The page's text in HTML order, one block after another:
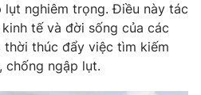
nghiêm trọng. Điều này tác
tế và đời sống của các
thúc đẩy việc tìm kiếm
chống ngập lụt.